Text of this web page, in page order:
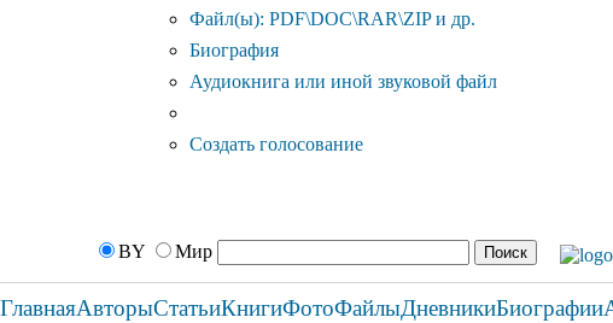
Файл(ы): PDF\DOC\RAR\ZIP и др.
Биография
Аудиокнига или иной звуковой файл
Создать голосование
BY Мир
ГлавнаяАвторыСтатьиКнигиФотоФайлыДневникиБиографии